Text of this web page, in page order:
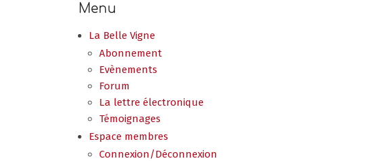
Menu
La Belle Vigne
Abonnement
Evènements
Forum
La lettre électronique
Témoignages
Espace membres
Connexion/Déconnexion